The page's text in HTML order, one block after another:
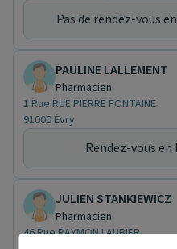
Pas de rendez-vous
PAULINE LALLEMENT
Pharmacien
1 Rue RUE PIERRE FONTAINE
91000 Évry
Rendez-vous
JULIEN STANKIEWICZ
Pharmacien
46 Rue RAYMON LAUBIER